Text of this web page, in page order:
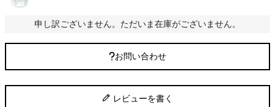
申し訳ございません。ただいま在庫がございません。
お問い合わせ
レビューを書く